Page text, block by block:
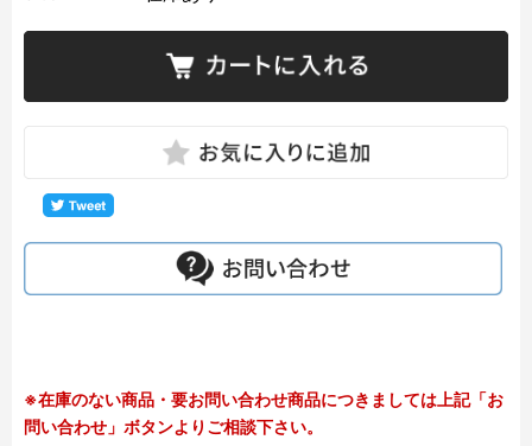
※在庫のない商品・要お問い合わせ商品につきましては上記「お
問い合わせ」ボタンよりご相談下さい。